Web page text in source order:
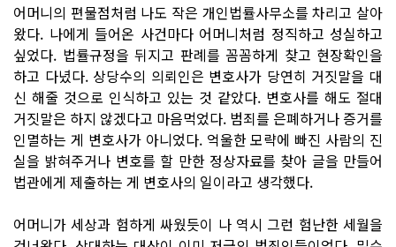
어머니의 편물점처럼 나도 작은 개인법률사무소를 차리고 살아
왔다. 나에게 들어온 사건마다 어머니처럼 정직하고 성실하고
싶었다. 법률규정을 뒤지고 판례를 꼼꼼하게 찾고 현장확인을
하고 다녔다. 상당수의 의뢰인은 변호사가 당연히 거짓말을 대
신 해줄 것으로 인식하고 있는 것 같았다. 변호사를 해도 절대
거짓말은 하지 않겠다고 마음먹었다. 범죄를 은폐하거나 증거를
인멸하는 게 변호사가 아니었다. 억울한 모략에 빠진 사람의 진
실을 밝혀주거나 변호를 할 만한 정상자료를 찾아 글을 만들어
법관에게 제출하는 게 변호사의 일이라고 생각했다.
어머니가 세상과 험하게 싸웠듯이 나 역시 그런 험난한 세월을